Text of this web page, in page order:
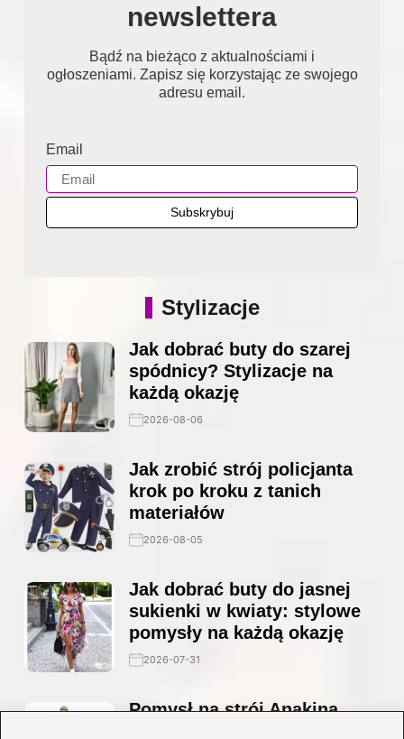
newslettera
Bądź na bieżąco z aktualnościami i
ogłoszeniami. Zapisz się korzystając ze swojego
adresu email.
Email
Stylizacje
Jak dobrać buty do szarej
spódnicy? Stylizacje na
każdą okazję
2026-08-06
Jak zrobić strój policjanta
krok po kroku z tanich
materiałów
2026-08-05
Jak dobrać buty do jasnej
sukienki w kwiaty: stylowe
pomysły na każdą okazję
2026-07-31
Pomysł na strój Anakina